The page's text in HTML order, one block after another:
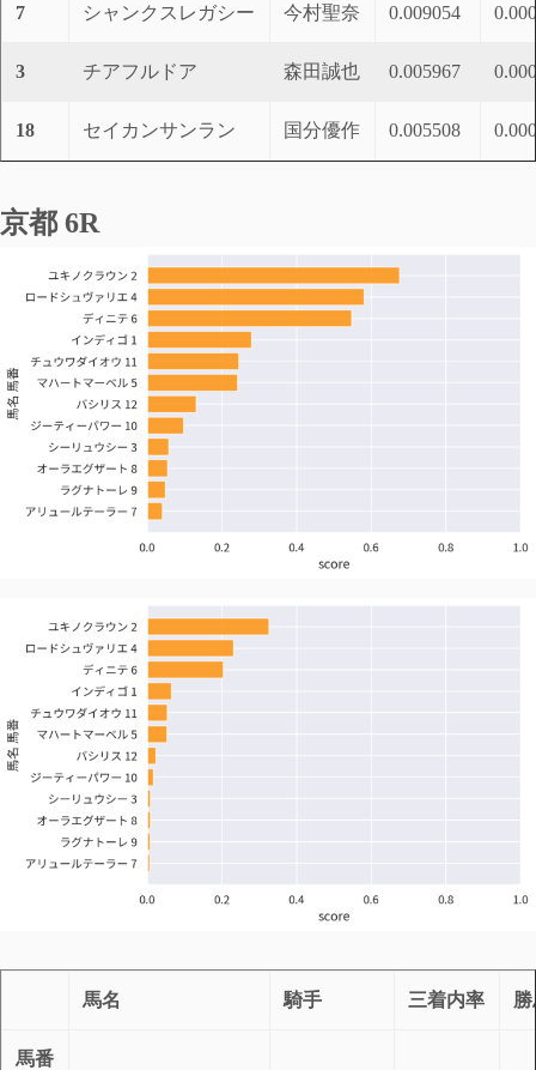
7 シャンクスレガシー 今村聖奈 0.009054
3 チアフルドア 森田誠也 0.005967
18 セイカンサンラン 国分優作 0.005508
京都 6R
馬名 騎手 三着内率
馬番